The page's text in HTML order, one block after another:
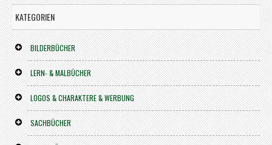
KATEGORIEN
BILDERBÜCHER
LERN- & MALBÜCHER
LOGOS & CHARAKTERE & WERBUNG
SACHBÜCHER